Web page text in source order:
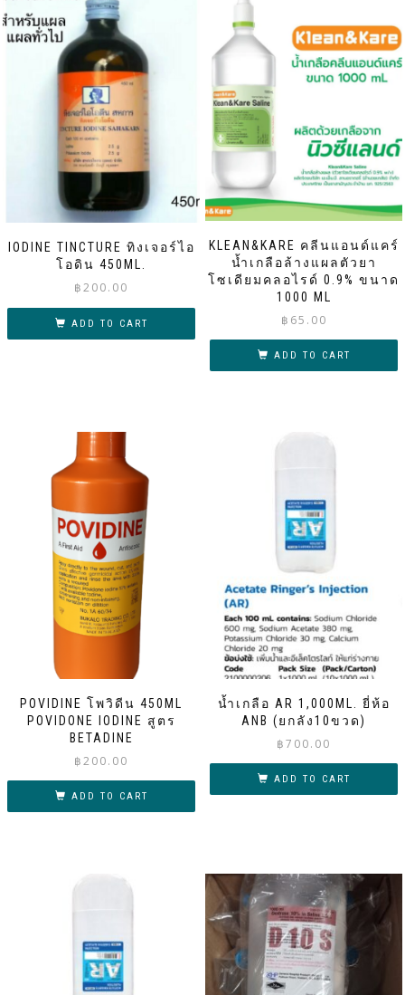
IODINE TINCTURE ทิงเจอร์ไอ
โอดิน 450ML.
฿200.00
ADD TO CART
KLEAN&KARE คลีนแอนด์แคร์
น้ำเกลือล้างแผลตัวยา
โซเดียมคลอไรด์ 0.9% ขนาด
1000 ML
฿ 65.00
ADD TO CART
POVIDINE โพวิดีน 450ML
POVIDONE IODINE สูตร
BETADINE
฿200.00
ADD TO CART
น้ำเกลือ AR 1,000ML. ยี่ห้อ
ANB (ยกลัง10ขวด)
฿700.00
ADD TO CART